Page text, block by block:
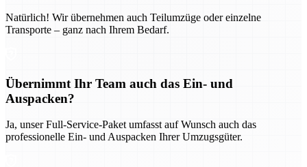
Natürlich! Wir übernehmen auch Teilumzüge oder einzelne
Transporte – ganz nach Ihrem Bedarf.
Übernimmt Ihr Team auch das Ein- und
Auspacken?
Ja, unser Full-Service-Paket umfasst auf Wunsch auch das
professionelle Ein- und Auspacken Ihrer Umzugsgüter.